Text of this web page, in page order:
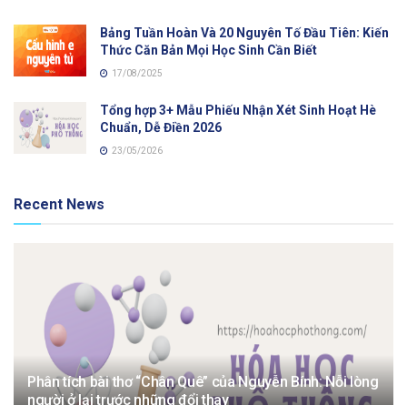
Bảng Tuần Hoàn Và 20 Nguyên Tố Đầu Tiên: Kiến
Thức Căn Bản Mọi Học Sinh Cần Biết
17/08/2025
Tổng hợp 3+ Mẫu Phiếu Nhận Xét Sinh Hoạt Hè
Chuẩn, Dễ Điền 2026
23/05/2026
Recent News
Phân tích bài thơ “Chân Quê” của Nguyễn Bính: Nỗi lòng
người ở lại trước những đổi thay